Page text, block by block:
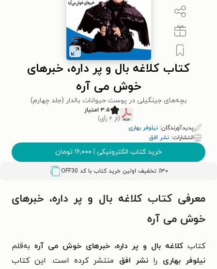
کتاب کلاغه بال و پر داره، خبرهای
خوش می آره
بچه‌های جینگیلی در پوست حیوانات بالدار (جلد چهارم)
۳.۵ امتیاز
(از ۲ رأی)
پدیدآورندگان: نیلوفر بهاری
انتشارات: نشر افق
خرید کتاب الکترونیکی | ۱۶,۰۰۰ تومان
٪۳۰ تخفیف اولین خرید کتاب با کد OFF30
معرفی کتاب کلاغه بال و پر داره، خبرهای
خوش می آره
کتاب کلاغه بال و پر داره، خبرهای خوش می آره به‌قلم
نیلوفر بهاری را نشر افق منتشر کرده است. این کتاب